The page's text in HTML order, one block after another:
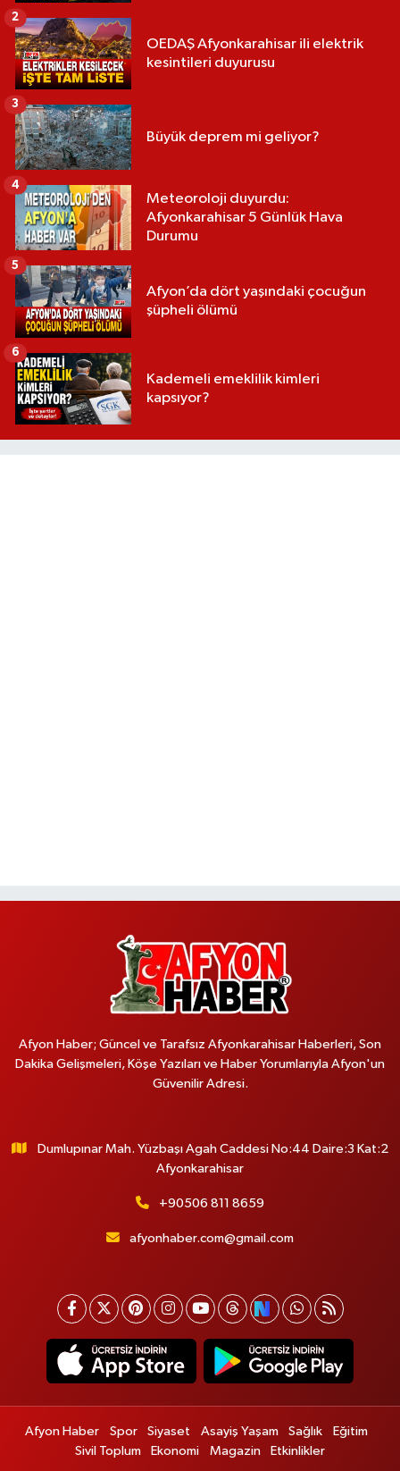
OEDAŞ Afyonkarahisar ili elektrik
kesintileri duyurusu
2
Büyük deprem mi geliyor?
3
Meteoroloji duyurdu:
Afyonkarahisar 5 Günlük Hava
Durumu
4
Afyon’da dört yaşındaki çocuğun
şüpheli ölümü
5
Kademeli emeklilik kimleri
kapsıyor?
6
Afyon Haber; Güncel ve Tarafsız Afyonkarahisar Haberleri, Son
Dakika Gelişmeleri, Köşe Yazıları ve Haber Yorumlarıyla Afyon'un
Güvenilir Adresi.
Dumlupınar Mah. Yüzbaşı Agah Caddesi No:44 Daire:3 Kat:2
Afyonkarahisar
+90506 811 8659
afyonhaber.com@gmail.com
Afyon Haber Spor Siyaset Asayiş Yaşam Sağlık
Eğitim
Sivil Toplum
Ekonomi Magazin Etkinlikler